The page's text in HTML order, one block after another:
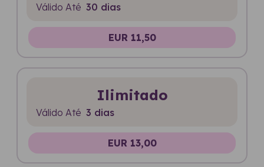
Válido Até 30 dias
EUR 11,50
Ilimitado
Válido Até 3 dias
EUR 13,00